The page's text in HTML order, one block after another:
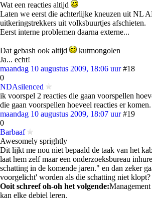
Wat een reacties altijd
Laten we eerst die achterlijke kneuzen uit NL
uitkeringstrekkers uit volksbuurtjes afschieten.
Eerst interne problemen daarna externe...
Dat gebash ook altijd
kutmongolen
Ja... echt!
maandag 10 augustus 2009, 18:06 uur #18
0
NDAsilenced
ik voorspel 2 reacties die gaan voorspellen
die gaan voorspellen hoeveel reacties er komen.
maandag 10 augustus 2009, 18:07 uur #19
0
Barbaaf
Awesomely sprightly
Dit lijkt me nou niet bepaald de taak van het
laat hem zelf maar een onderzoeksbureau
schatting in de komende jaren." en dan zeker
voorgelicht' worden als die schatting niet klopt?
Ooit schreef oh-oh het volgende:
kan elke debiel leren.